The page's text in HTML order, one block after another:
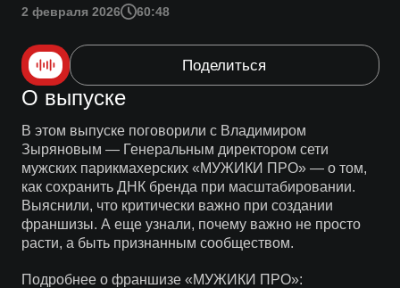
2 февраля 2026 60:48
Поделиться
О выпуске
В этом выпуске поговорили с Владимиром
Зыряновым — Генеральным директором сети
мужских парикмахерских «МУЖИКИ ПРО» — о том,
как сохранить ДНК бренда при масштабировании.
Выяснили, что критически важно при создании
франшизы. А еще узнали, почему важно не просто
расти, а быть признанным сообществом.
Подробнее о франшизе «МУЖИКИ ПРО»: